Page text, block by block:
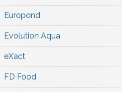
Europond
Evolution Aqua
eXact
FD Food